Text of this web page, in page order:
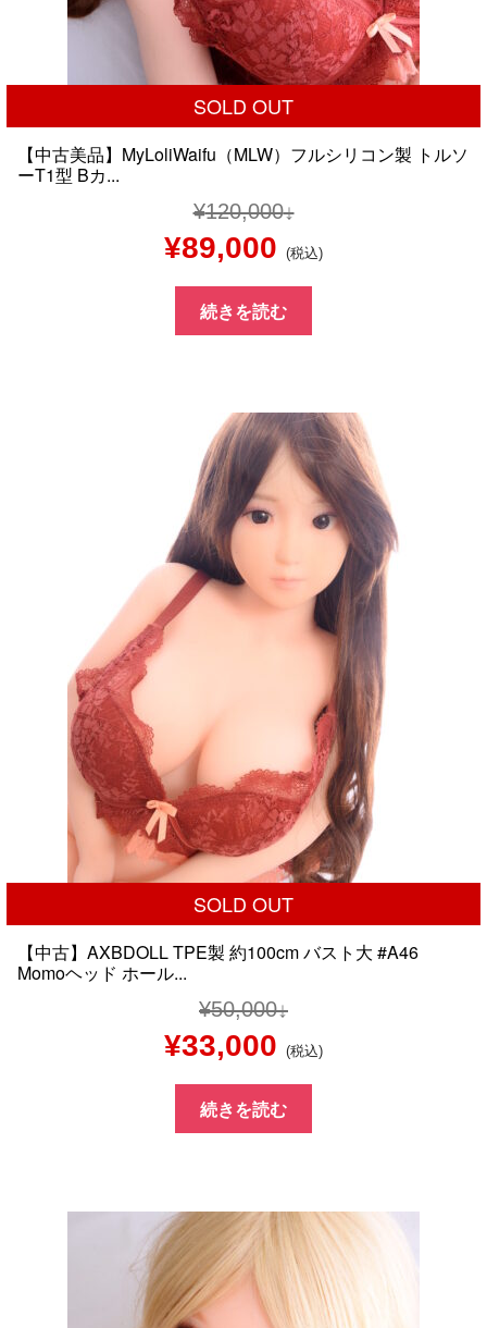
SOLD OUT
【中古美品】MyLoliWaifu（MLW）フルシリコン製 トルソ
ーT1型 Bカ...
¥120,000
元
の
価
¥120,000
で
し
た。
¥89,000 現
在
の
格
は
¥89,000
で
す。
(税込)
続きを読む
SOLD OUT
【中古】AXBDOLL TPE製 約100cm バスト大 #A46
Momoヘッド ホール...
¥50,000
元
の
価
は
¥50,000
で
¥33,000 現
在
の
格
は
¥33,000
(税込)
続きを読む